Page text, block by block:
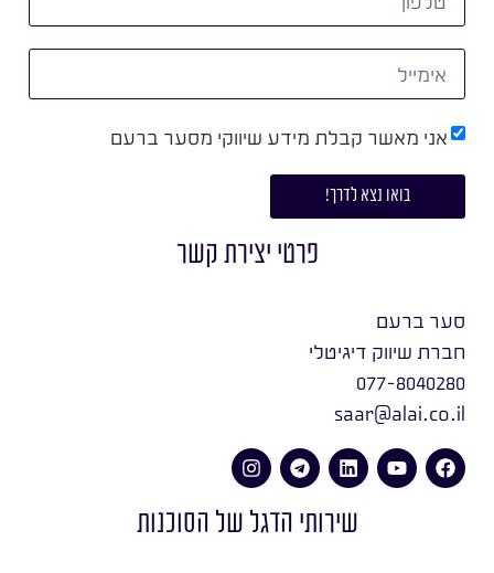
אני מאשר קבלת מידע שיווקי מסער ברעם
בואו נצא לדרך!
פרטי יצירת קשר
סער ברעם
חברת שיווק דיגיטלי
077-8040280
saar@alai.co.il
שירותי הדגל של הסוכנות